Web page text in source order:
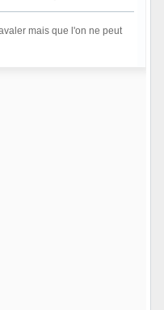
mais que l'on ne peut